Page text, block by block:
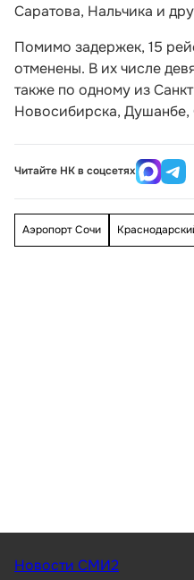
Саратова, Нальчика и
Помимо задержек, 15
отменены. В их числе
также по одному из
Новосибирска, Душанбе,
Читайте НК в соцсетях
Аэропорт Сочи
Новости СМИ2